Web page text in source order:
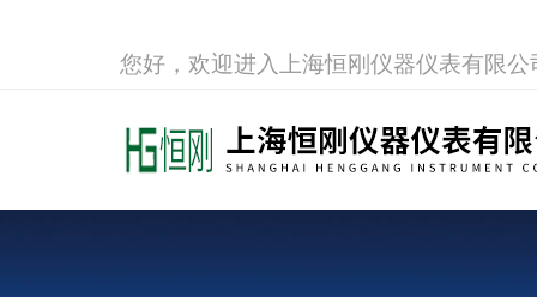
您好，欢迎进入上海恒刚仪器仪表有限公